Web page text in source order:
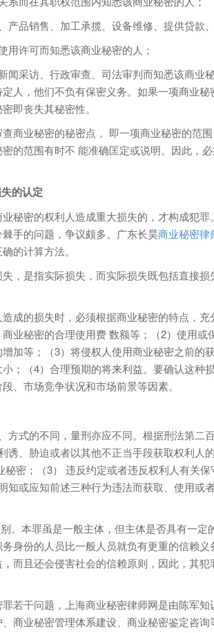
产品销售、加工承揽、设备维修、提供贷款
用许可而知悉该商业秘密的人；
采访、行政审查、司法审判而知悉该商业秘
人，他们不负有保密义务。如果一项商业
即丧失其秘密性。
商业秘密的秘密点， 即一项商业秘密的范
的范围有时不 能准确匡定或说明。因此，
的认定
秘密的权利人造成重大损失的，才构成犯
手的问题，争议颇多。广东长昊商业秘密律
的计算方法。
，是指实际损失，而实际损失既包括直接
成的损失时，必须根据商业秘密的特点，
业秘密的合理使用费 数额等；（2）使用
加等；（3）将侵权人使用商业秘密之前的
；（4）合理预期的将来利益。要确认这种
、市场竞争状况和市场前景等因素。
方式的不同，量刑亦应不同。根据刑法第二
诱、胁迫或者以其他不正当手段获取权利人
密；（3） 违反约定或者违反权利人有关
知或应知前述三种行为违法而获取、使用或
。本罪虽是一般主体，但主体是否具有一
身份的人员比一般人员就负有更重的信赖
而且还会侵害社会的信赖原则，因此，其
若干问题，上海商业秘密律师网是由陈军
商业秘密管理体系建设、商业秘密鉴定咨